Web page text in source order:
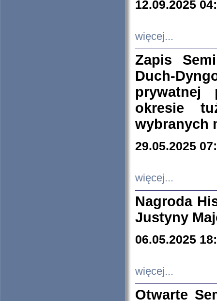
12.09.2025
więcej...
Zapis
Duch-
prywatnej
okresie
wybranych
29.05.2025
więcej...
Nagroda
Justyny
06.05.2025
więcej...
Otwarte